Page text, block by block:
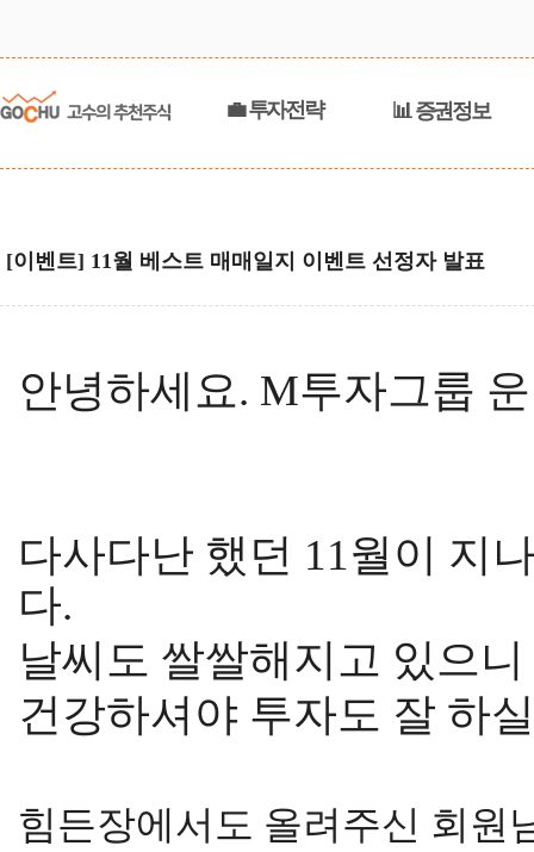
💼 투자전략 📊 증권정보
[이벤트] 11월 베스트 매매일지 이벤트 선정자 발표
안녕하세요. M투자그룹
다사다난 했던 11월이 지
다.
날씨도 쌀쌀해지고 있으
건강하셔야 투자도 잘 하
힘든장에서도 올려주신 회원